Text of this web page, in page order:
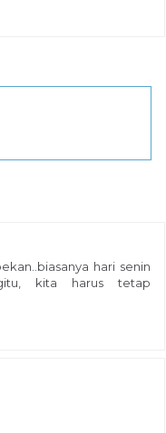
hari senin
kita harus tetap